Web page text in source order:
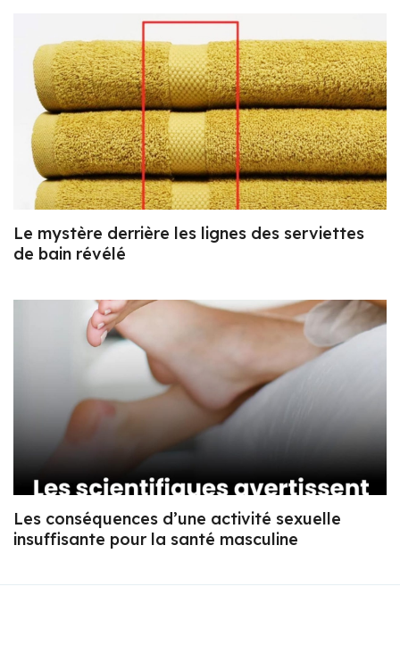
Le mystère derrière les lignes des serviettes
de bain révélé
Les conséquences d’une activité sexuelle
insuffisante pour la santé masculine